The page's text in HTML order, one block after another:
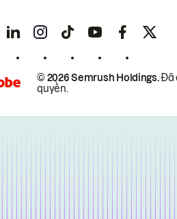
© 2026 Semrush Holdings.Đã
quyền.